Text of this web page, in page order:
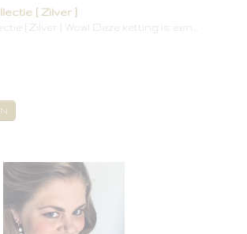
[ Zilver ]
[ Zilver ] Wow! Deze ketting is een…